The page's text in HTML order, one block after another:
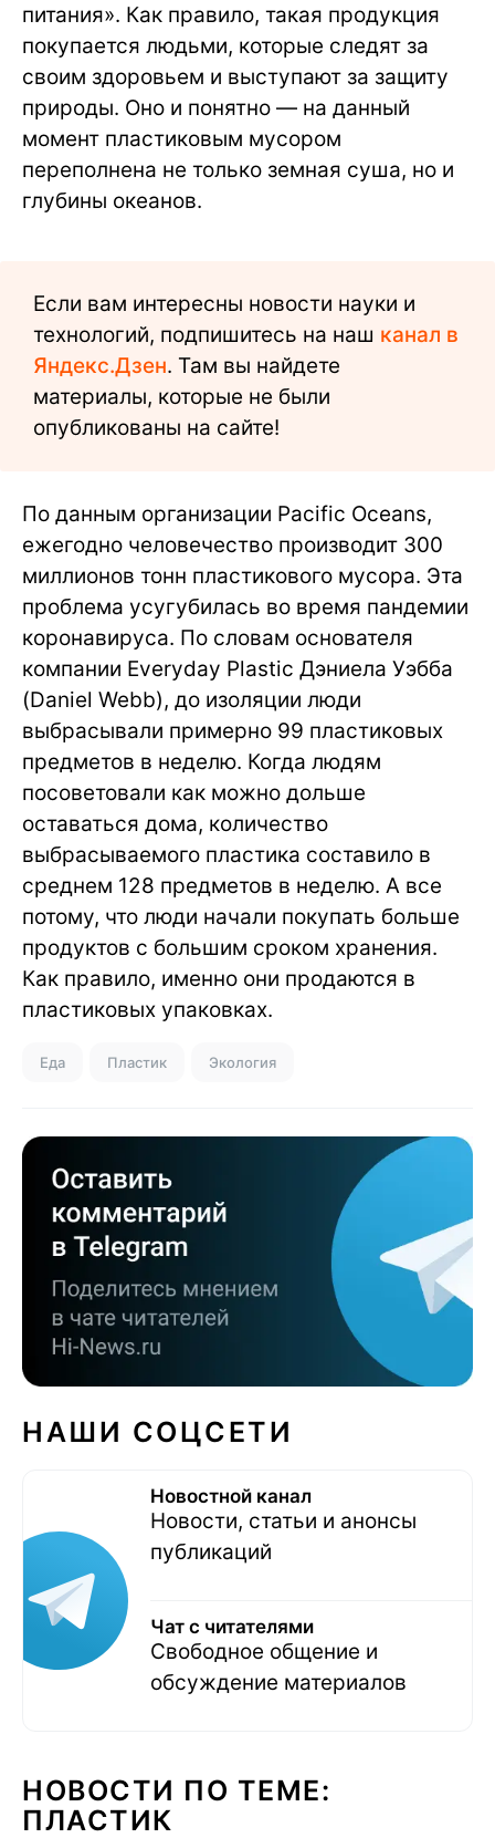
питания». Как правило, такая продукция
покупается людьми, которые следят за
своим здоровьем и выступают за защиту
природы. Оно и понятно — на данный
момент пластиковым мусором
переполнена не только земная суша, но и
глубины океанов.
Если вам интересны новости науки и
технологий, подпишитесь на наш канал в
Яндекс.Дзен. Там вы найдете
материалы, которые не были
опубликованы на сайте!
По данным организации Pacific Oceans,
ежегодно человечество производит 300
миллионов тонн пластикового мусора. Эта
проблема усугубилась во время пандемии
коронавируса. По словам основателя
компании Everyday Plastic Дэниела Уэбба
(Daniel Webb), до изоляции люди
выбрасывали примерно 99 пластиковых
предметов в неделю. Когда людям
посоветовали как можно дольше
оставаться дома, количество
выбрасываемого пластика составило в
среднем 128 предметов в неделю. А все
потому, что люди начали покупать больше
продуктов с большим сроком хранения.
Как правило, именно они продаются в
пластиковых упаковках.
Еда Пластик Экология
НАШИ СОЦСЕТИ
Новостной канал
Новости, статьи и анонсы
публикаций
Чат с читателями
Свободное общение и
обсуждение материалов
НОВОСТИ ПО ТЕМЕ:
ПЛАСТИК